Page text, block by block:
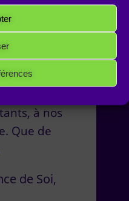
accueille et
venu jusqu’à
fait ce
à nos
Que de
de Soi